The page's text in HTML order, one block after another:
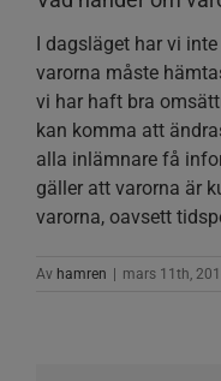
I dagsläget har vi
varorna måste
vi har haft bra
kan komma att
alla inlämnare få
gäller att varorna är
varorna, oavsett
Av hamren mars 11th,